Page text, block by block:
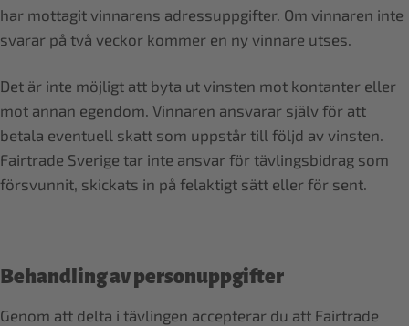
har mottagit vinnarens adressuppgifter. Om vinnaren inte
svarar på två veckor kommer en ny vinnare utses.
Det är inte möjligt att byta ut vinsten mot kontanter eller
mot annan egendom. Vinnaren ansvarar själv för att
betala eventuell skatt som uppstår till följd av vinsten.
Fairtrade Sverige tar inte ansvar för tävlingsbidrag som
försvunnit, skickats in på felaktigt sätt eller för sent.
Behandling av personuppgifter
Genom att delta i tävlingen accepterar du att Fairtrade